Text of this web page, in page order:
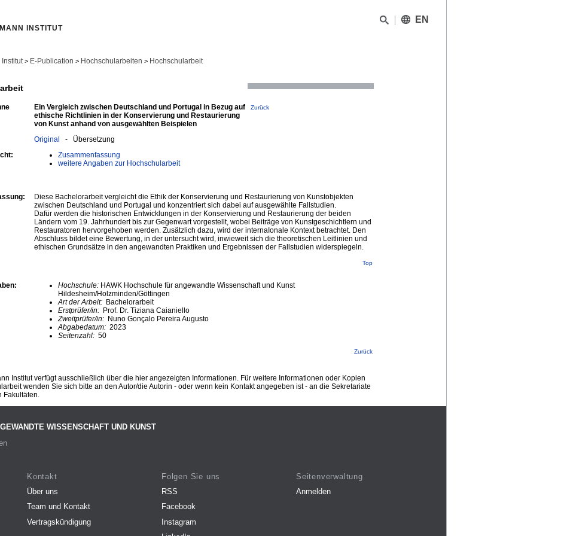
INSTITUT
EN
Institut > E-Publication > Hochschularbeiten > Hochschularbeit
Ein Vergleich zwischen Deutschland und Portugal in Bezug auf
ethische Richtlinien in der Konservierung und Restaurierung
von Kunst anhand von ausgewählten Beispielen
Zurück
Original - Übersetzung
Zusammenfassung
weitere Angaben zur Hochschularbeit
Diese Bachelorarbeit vergleicht die Ethik der Konservierung und Restaurierung von Kunstobjekten
zwischen Deutschland und Portugal und konzentriert sich dabei auf ausgewählte Fallstudien.
Dafür werden die historischen Entwicklungen in der Konservierung und Restaurierung der beiden
Ländern vom 19. Jahrhundert bis zur Gegenwart vorgestellt, wobei Beiträge von Kunstgeschichtlern und
Restauratoren hervorgehoben werden. Zusätzlich dazu, wird der internaIonale Kontext betrachtet. Den
Abschluss bildet eine Bewertung, in der untersucht wird, inwieweit sich die theoretischen Leitlinien und
ethischen Grundsätze in den angewandten Praktiken und Ergebnissen der Fallstudien widerspiegeln.
Top
Hochschule: HAWK Hochschule für angewandte Wissenschaft und Kunst
Hildesheim/Holzminden/Göttingen
Art der Arbeit: Bachelorarbeit
Erstprüfer/in: Prof. Dr. Tiziana Caianiello
Zweitprüfer/in: Nuno Gonçalo Pereira Augusto
Abgabedatum: 2023
Seitenzahl: 50
Zurück
Institut verfügt ausschließlich über die hier angezeigten Informationen. Für weitere Informationen oder Kopien
wenden Sie sich bitte an den Autor/die Autorin - oder wenn kein Kontakt angegeben ist - an die Sekretariate
WISSENSCHAFT UND KUNST
Kontakt
Über uns
Team und Kontakt
Vertragskündigung
Folgen Sie uns
RSS
Facebook
Instagram
Seitenverwaltung
Anmelden